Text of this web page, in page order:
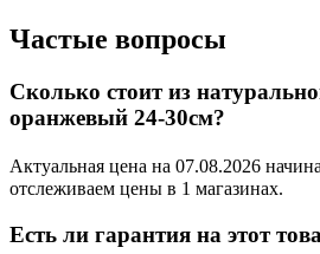
Частые вопросы
Сколько стоит из
оранжевый 24-30см?
Актуальная цена на 07.08.2026
отслеживаем цены в 1 магазинах.
Есть ли гарантия на этот